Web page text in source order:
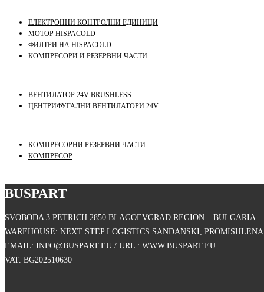
ЕЛЕКТРОННИ КОНТРОЛНИ ЕДИНИЦИ
МОТОР HISPACOLD
ФИЛТРИ НА HISPACOLD
КОМПРЕСОРИ И РЕЗЕРВНИ ЧАСТИ
ВЕНТИЛАТОР 24V BRUSHLESS
ЦЕНТРИФУГАЛНИ ВЕНТИЛАТОРИ 24V
КОМПРЕСОРНИ РЕЗЕРВНИ ЧАСТИ
КОМПРЕСОР
BUSPART
SVOBODA 3 PETRICH 2850 BLAGOEVGRAD REGION – BULGARIA
WAREHOUSE: NEXT STEP LOGISTICS SANDANSKI,
EMAIL: INFO@BUSPART.EU / URL : WWW.BUSPART.EU
VAT. BG202510630